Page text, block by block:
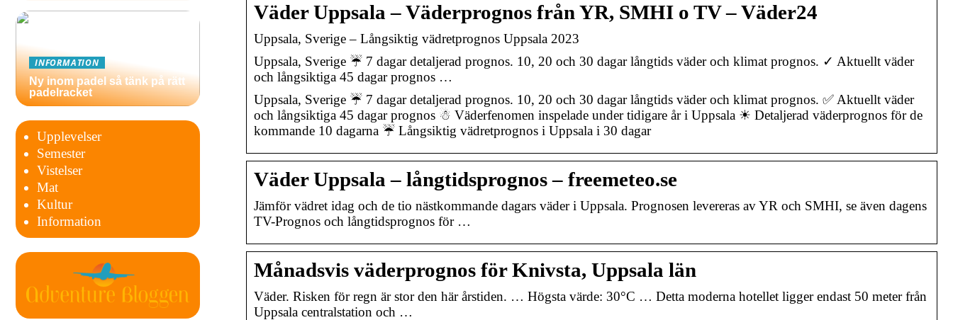
Väder Uppsala – Väderprognos från YR, SMHI o TV – Väder24
Uppsala, Sverige – Långsiktig vädretprognos Uppsala 2023
Uppsala, Sverige ☔ 7 dagar detaljerad prognos. 10, 20 och 30 dagar långtids väder och klimat prognos. ✓ Aktuellt väder
och långsiktiga 45 dagar prognos …
Uppsala, Sverige ☔ 7 dagar detaljerad prognos. 10, 20 och 30 dagar långtids väder och klimat prognos. ✅ Aktuellt väder
och långsiktiga 45 dagar prognos ☃ Väderfenomen inspelade under tidigare år i Uppsala ☀ Detaljerad väderprognos för de
kommande 10 dagarna ☔ Långsiktig vädretprognos i Uppsala i 30 dagar
Väder Uppsala – långtidsprognos – freemeteo.se
Jämför vädret idag och de tio nästkommande dagars väder i Uppsala. Prognosen levereras av YR och SMHI, se även dagens
TV-Prognos och långtidsprognos för …
Månadsvis väderprognos för Knivsta, Uppsala län
Väder. Risken för regn är stor den här årstiden. … Högsta värde: 30°C … Detta moderna hotellet ligger endast 50 meter från
Uppsala centralstation och …
INFORMATION
Ny inom padel så tänk på rätt
padelracket
Upplevelser
Semester
Vistelser
Mat
Kultur
Information